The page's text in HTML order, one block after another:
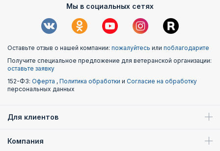
Мы в социальных сетях
Оставьте отзыв о нашей компании: пожалуйтесь или поблагодарите
Получите специальное предложение для ветеранской организации:
оставьте заявку
152-ФЗ: Оферта , Политика обработки и Согласие на обработку
персональных данных
Для клиентов
Компания